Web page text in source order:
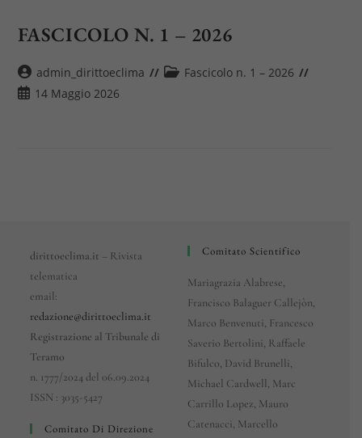
FASCICOLO N. 1 – 2026
Autore
dell'articolo:
admin_dirittoeclima
Categoria
Fascicolo n. 1 – 2026
Articolo
14 Maggio 2026
dirittoeclima.it – Rivista
telematica
email:
redazione@dirittoeclima.it
Registrazione al Tribunale di
Teramo
n. 1777/2024 del 06.09.2024
ISSN : 3035-5427
Comitato Di Direzione
Comitato Scientifico
Mariagrazia Alabrese,
Francisco Balaguer Callejòn,
Marco Benvenuti, Francesco
Saverio Bertolini, Raffaele
Bifulco, David Brunelli,
Michael Cardwell, Marc
Carrillo Lopez, Mauro
Catenacci, Marcello